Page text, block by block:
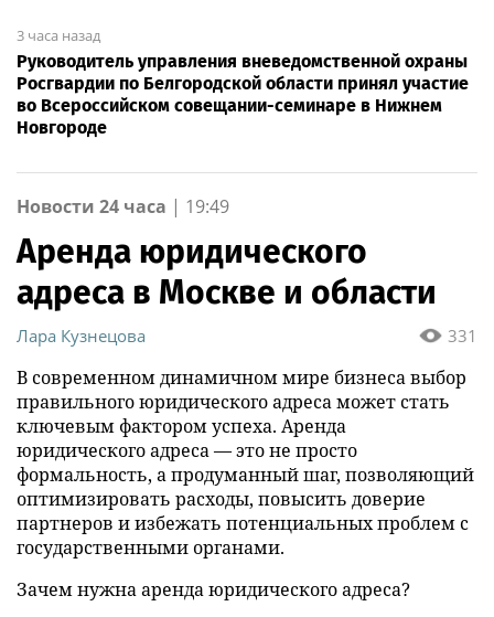
3 часа назад
Руководитель управления вневедомственной охраны
Росгвардии по Белгородской области принял участие
во Всероссийском совещании-семинаре в Нижнем
Новгороде
Новости 24 часа | 19:49
Аренда юридического
адреса в Москве и области
331
Лара Кузнецова
В современном динамичном мире бизнеса выбор
правильного юридического адреса может стать
ключевым фактором успеха. Аренда
юридического адреса — это не просто
формальность, а продуманный шаг, позволяющий
оптимизировать расходы, повысить доверие
партнеров и избежать потенциальных проблем с
государственными органами.
Зачем нужна аренда юридического адреса?